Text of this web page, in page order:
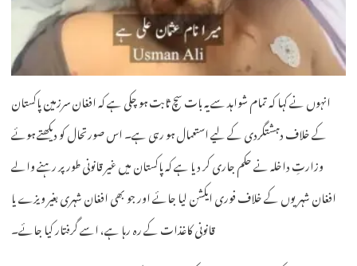
انہوں نے کہا کہ تمام شواہد سے یہ بات سچ ثابت ہو چکی ہے کہ افغان سرزمین پاکستان
کے خلاف دہشتگردی کے لیے استعمال ہو رہی ہے۔ اس صورتحال کو دیکھتے ہوئے
وزارتِ داخلہ نے حکم جاری کر دیا ہے کہ پاکستان میں غیر قانونی طور پر رہنے والے
افغان شہریوں کے خلاف فوری ایکشن لیا جائے اور جو بھی افغان شہری بغیر ویزے یا
قانونی کاغذات کے رہ رہا ہے، اسے گرفتار کیا جائے۔